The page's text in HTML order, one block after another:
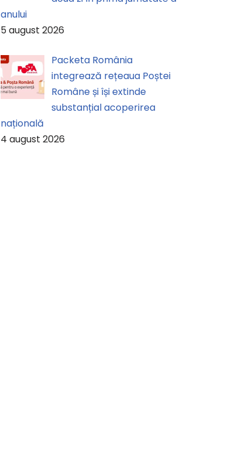
anului
5 august 2026
Packeta România
integrează rețeaua Poștei
Române și își extinde
substanțial acoperirea
națională
4 august 2026